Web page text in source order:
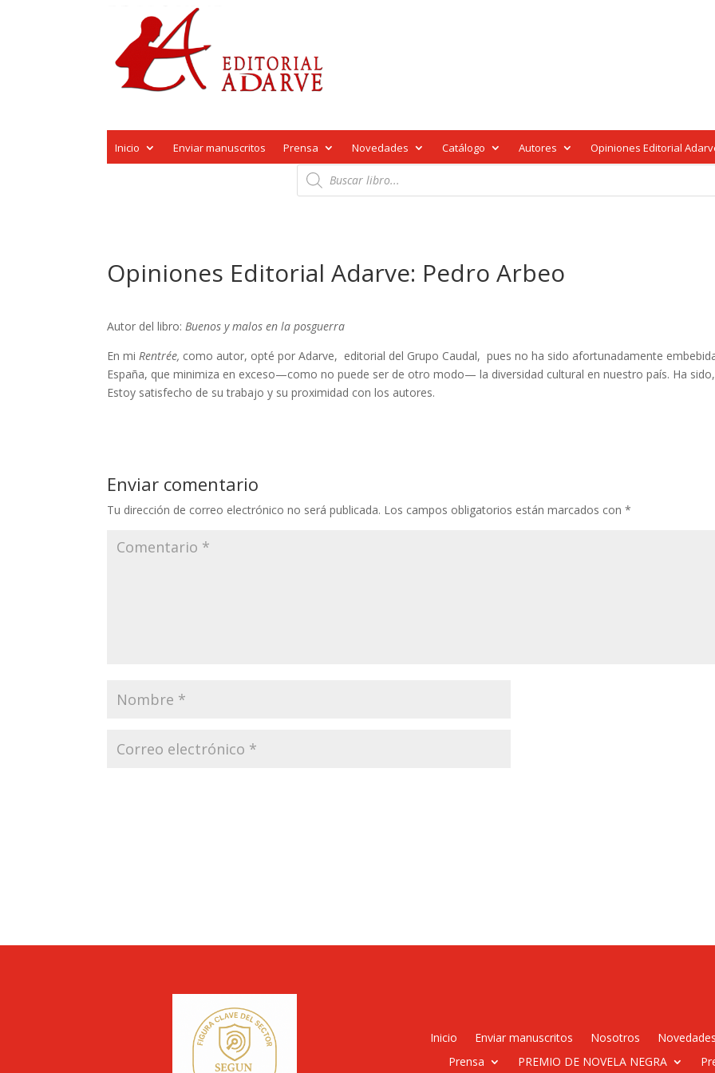
Inicio Enviar manuscritos Prensa Novedades Catálogo Autores Opiniones Editorial
Búsqueda
de
productos
Opiniones Editorial Adarve: Pedro Arbeo
Autor del libro: Buenos y malos en la posguerra
En miRentrée, como autor, opté por Adarve, editorial del Grupo Caudal, pues no ha sido afortunadamente
España, que minimiza en exceso—como no puede ser de otro modo— la diversidad cultural en nuestro país. Ha
Estoy satisfecho de su trabajo y su proximidad con los autores.
Enviar comentario
Tu dirección de correo electrónico no será publicada. Los campos obligatorios están marcados con*
Inicio Enviar manuscritos Nosotros
Prensa
PREMIO DE NOVELA NEGRA